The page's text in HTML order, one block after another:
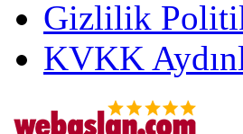
Gizlilik
KVKK